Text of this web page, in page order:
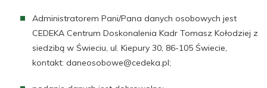
Administratorem Pani/Pana danych osobowych jest
CEDEKA Centrum Doskonalenia Kadr Tomasz Kołodziej z
siedzibą w Świeciu, ul. Kiepury 30, 86-105 Świecie,
kontakt: daneosobowe@cedeka.pl;